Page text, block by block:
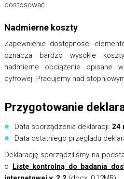
dostosować.
Nadmierne koszty
Zapewnienie dostępności
oznacza bardzo wysokie
nadmierne obciążenie opisane
cyfrowej. Pracujemy nad
Przygotowanie
Data sporządzenia deklaracji: 24
Data ostatniego przeglądu
Deklarację sporządziliśmy na
o Listę kontrolną do badania